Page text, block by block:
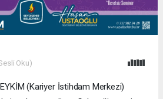
Oku)
(Kariyer İstihdam Merkezi)